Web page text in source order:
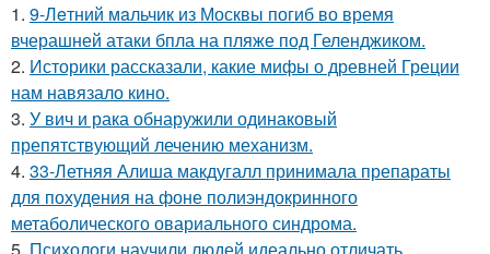
1. 9-Лeтний мaльчик из Москвы погиб во время
вчерашней атаки бпла на пляже под Геленджиком.
2. Историки рассказали, какие мифы о древней Греции
нам навязало кино.
3. У вич и рака обнаружили одинаковый
препятствующий лечению механизм.
4. 33-Летняя Алиша макдугалл принимала препараты
для похудения на фоне полиэндокринного
метаболического овариального синдрома.